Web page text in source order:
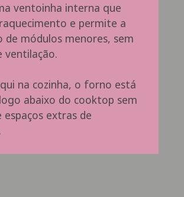
ventoinha interna que
e permite a
de módulos menores, sem
ventilação.
na cozinha, o forno está
abaixo do cooktop sem
espaços extras de